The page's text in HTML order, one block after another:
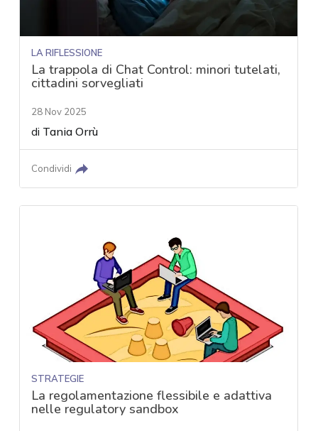
LA RIFLESSIONE
La trappola di Chat Control: minori tutelati,
cittadini sorvegliati
28 Nov 2025
di Tania Orrù
Condividi
STRATEGIE
La regolamentazione flessibile e adattiva
nelle regulatory sandbox